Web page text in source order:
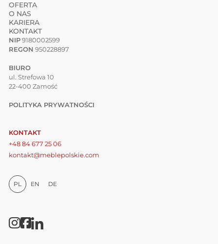
OFERTA
O NAS
KARIERA
KONTAKT
NIP 9180002599
REGON 950228897
BIURO
ul. Strefowa 10
22-400 Zamość
POLITYKA PRYWATNOŚCI
KONTAKT
+48 84 677 25 06
kontakt@meblepolskie.com
PL EN DE